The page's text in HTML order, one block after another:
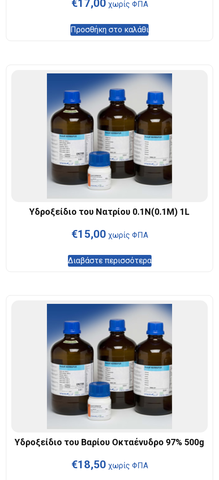
€17,00 χωρίς ΦΠΑ
Προσθήκη στο καλάθι
Υδροξείδιο του Νατρίου 0.1N(0.1M) 1L
€15,00 χωρίς ΦΠΑ
Διαβάστε περισσότερα
Υδροξείδιο του Βαρίου Οκταένυδρο 97% 500g
€18,50 χωρίς ΦΠΑ